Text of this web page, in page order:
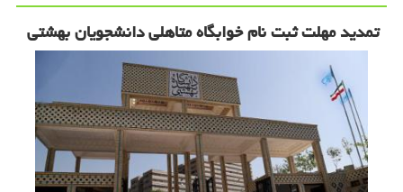
تمدید مهلت ثبت نام خوابگاه متاهلی دانشجویان بهشتی